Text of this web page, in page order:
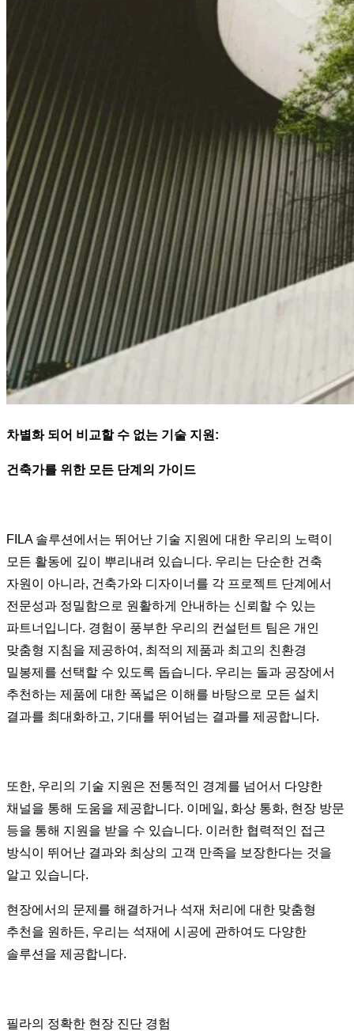
차별화 되어 비교할 수 없는 기술 지원:
건축가를 위한 모든 단계의 가이드
FILA 솔루션에서는 뛰어난 기술 지원에 대한 우리의 노력이
모든 활동에 깊이 뿌리내려 있습니다. 우리는 단순한 건축
자원이 아니라, 건축가와 디자이너를 각 프로젝트 단계에서
전문성과 정밀함으로 원활하게 안내하는 신뢰할 수 있는
파트너입니다. 경험이 풍부한 우리의 컨설턴트 팀은 개인
맞춤형 지침을 제공하여, 최적의 제품과 최고의 친환경
밀봉제를 선택할 수 있도록 돕습니다. 우리는 돌과 공장에서
추천하는 제품에 대한 폭넓은 이해를 바탕으로 모든 설치
결과를 최대화하고, 기대를 뛰어넘는 결과를 제공합니다.
또한, 우리의 기술 지원은 전통적인 경계를 넘어서 다양한
채널을 통해 도움을 제공합니다. 이메일, 화상 통화, 현장 방문
등을 통해 지원을 받을 수 있습니다. 이러한 협력적인 접근
방식이 뛰어난 결과와 최상의 고객 만족을 보장한다는 것을
알고 있습니다.
현장에서의 문제를 해결하거나 석재 처리에 대한 맞춤형
추천을 원하든, 우리는 석재에 시공에 관하여도 다양한
솔루션을 제공합니다.
필라의 정확한 현장 진단 경험